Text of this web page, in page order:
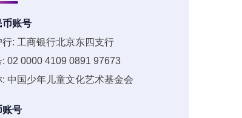
币账号
行: 工商银行北京东四支行
: 02 0000 4109 0891 97673
: 中国少年儿童文化艺术基金会
账号